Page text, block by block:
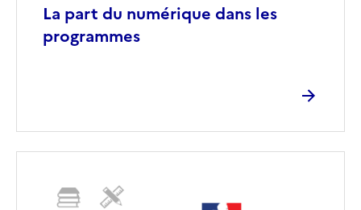
La part du numérique dans les
programmes